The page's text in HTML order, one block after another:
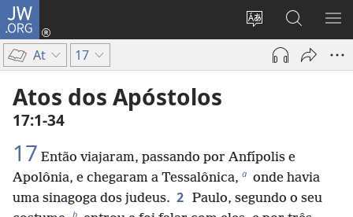
JW.ORG
Mudar
idioma
Log
Buscar
no
JW.ORG
At 17
Atos dos Apóstolos
17:1-34
17 Então viajaram, passando por Anfípolis e
Apolônia, e chegaram a Tessalônica, a onde havia
uma sinagoga dos judeus. 2 Paulo, segundo o seu
b